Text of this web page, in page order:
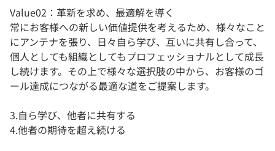
Value02：​革新を求め、最適解を導く
常にお客様への新しい価値提供を考えるため、様々なこと
にアンテナを張り、日々自ら学び、互いに共有し合って、
個人としても組織としてもプロフェッショナルとして成長
し続けます。その上で様々な選択肢の中から、お客様のゴ
ール達成につながる最適な道をご提案します。
3.自ら学び、他者に共有する
4.他者の期待を超え続ける